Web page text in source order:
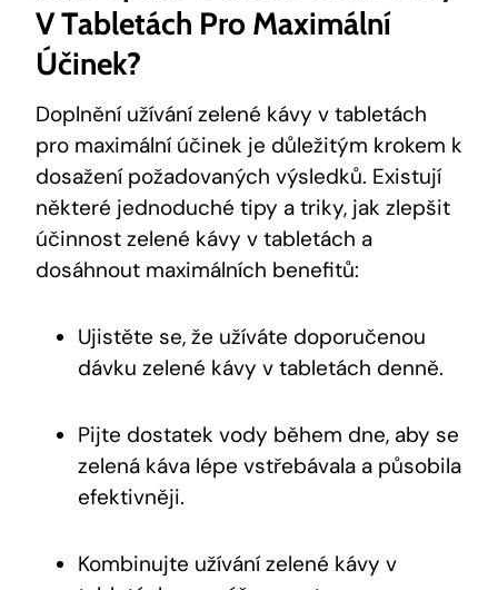
V Tabletách Pro Maximální
Účinek?
Doplnění užívání zelené kávy v tabletách
pro maximální účinek je důležitým krokem k
dosažení požadovaných výsledků. Existují
některé jednoduché tipy a triky, jak zlepšit
účinnost zelené kávy v tabletách a
dosáhnout maximálních benefitů:
Ujistěte se, že užíváte doporučenou
dávku zelené kávy v tabletách denně.
Pijte dostatek vody během dne, aby se
zelená káva lépe vstřebávala a působila
efektivněji.
Kombinujte užívání zelené kávy v